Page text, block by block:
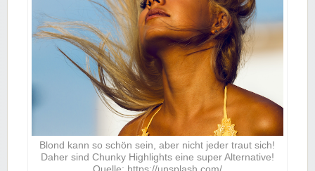
Blond kann so schön sein, aber nicht jeder traut sich!
Daher sind Chunky Highlights eine super Alternative!